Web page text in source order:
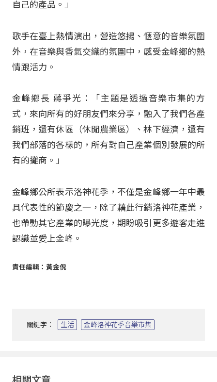
自己的產品。」
歌手在臺上熱情演出，營造悠揚、愜意的音樂氛圍
外，在音樂與香氣交織的氛圍中，感受金峰鄉的熱
情跟活力。
金峰鄉長 蔣爭光：「主題是透過音樂市集的方
式，來向所有的好朋友們來分享，融入了我們各產
銷班，還有休區（休閒農業區）、林下經濟，還有
我們部落的各樣的，所有對自己產業個別發展的所
有的攤商。」
金峰鄉公所表示洛神花季，不僅是金峰鄉一年中最
具代表性的節慶之一，除了藉此行銷洛神花產業，
也帶動其它產業的曝光度，期盼吸引更多遊客走進
認識並愛上金峰。
責任編輯：黃金倪
關鍵字： 生活 金峰洛神花季音樂市集